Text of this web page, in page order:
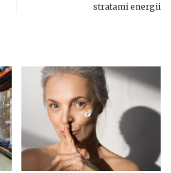
stratami energii